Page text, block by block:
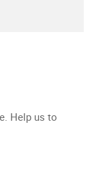
Help us to